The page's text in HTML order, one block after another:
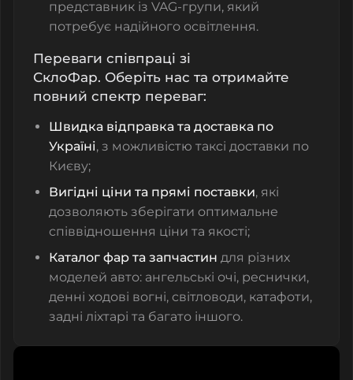
представник із VAG-групи, який
потребує надійного освітлення.
Переваги співпраці зі
СклоФар. Оберіть нас та отримайте
повний спектр переваг:
Швидка відправка та доставка по
Україні, з можливістю таксі доставки по
Києву;
Вигідні ціни та прямі поставки, які
дозволяють зберігати оптимальне
співвідношення ціни та якості;
Каталог фар та запчастин для різних
моделей авто: ангельські очі, реснички,
денні ходові вогні, світловоди, катафоти,
задні ліхтарі та багато іншого.